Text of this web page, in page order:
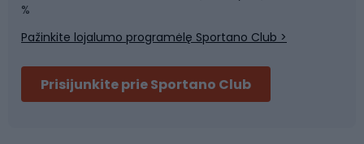
%
Pažinkite lojalumo programėlę Sportano Club >
Prisijunkite prie Sportano Club